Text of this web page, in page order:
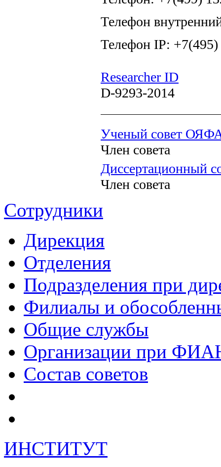
Телефон
Телефон IP:
Researcher ID
D-9293-2014
Ученый совет
Член совета
Диссертационный
Член совета
Сотрудники
Дирекция
Отделения
Подразделения при
Филиалы и
Общие службы
Организации при
Состав советов
ИНСТИТУТ